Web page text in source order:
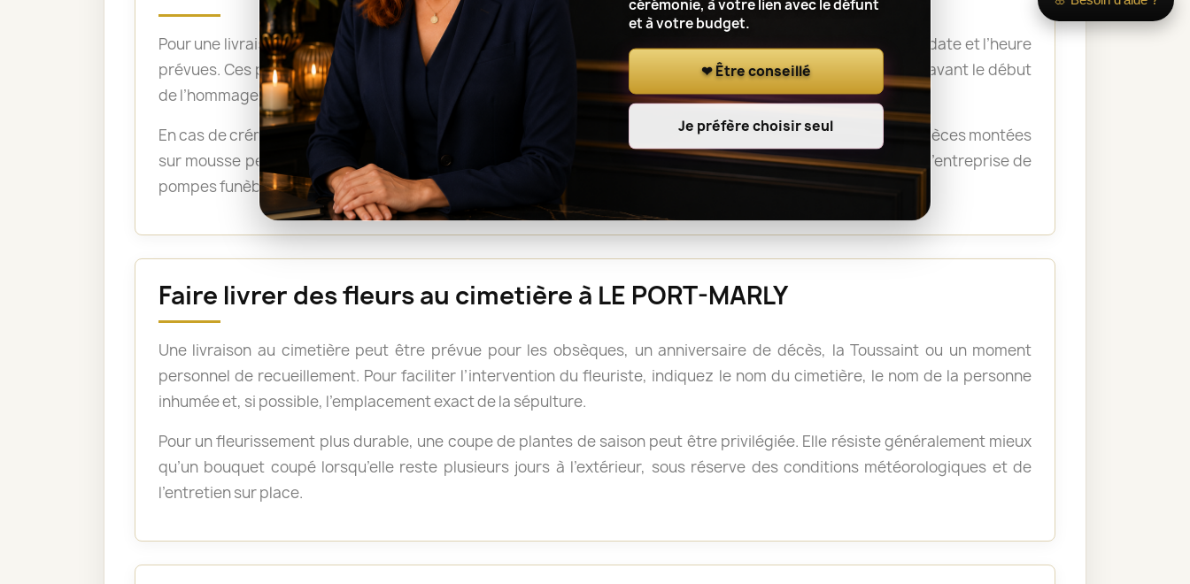
Pour une livraison directement sur le lieu de cérémonie, renseignez l’adresse complète, le nom du défunt, la date et l’heure
prévues. Ces précisions permettent à l’artisan fleuriste de notre réseau de coordonner la remise des fleurs avant le début
de l’hommage.
En cas de crémation, un bouquet ou une gerbe est souvent facile à déplacer après la cérémonie. Certaines pièces montées
sur mousse peuvent être acceptées, mais il reste prudent de vérifier les consignes du crématorium ou de l’entreprise de
pompes funèbres lorsque les fleurs doivent accompagner le cercueil.
Faire livrer des fleurs au cimetière à LE PORT-MARLY
Une livraison au cimetière peut être prévue pour les obsèques, un anniversaire de décès, la Toussaint ou un moment
personnel de recueillement. Pour faciliter l’intervention du fleuriste, indiquez le nom du cimetière, le nom de la personne
inhumée et, si possible, l’emplacement exact de la sépulture.
Pour un fleurissement plus durable, une coupe de plantes de saison peut être privilégiée. Elle résiste généralement mieux
qu’un bouquet coupé lorsqu’elle reste plusieurs jours à l’extérieur, sous réserve des conditions météorologiques et de
l’entretien sur place.
cérémonie, à votre lien avec le défunt
et à votre budget.
❤ Être conseillé
Je préfère choisir seul